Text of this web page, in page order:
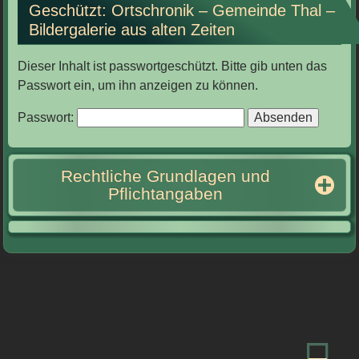
Geschützt: Ortschronik – Gemeinde Thal –
Bildergalerie aus alten Zeiten
Dieser Inhalt ist passwortgeschützt. Bitte gib unten das
Passwort ein, um ihn anzeigen zu können.
Passwort:
Rechtliche Grundlagen und
Pflichtangaben